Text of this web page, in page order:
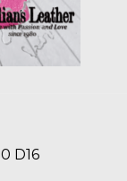
D16